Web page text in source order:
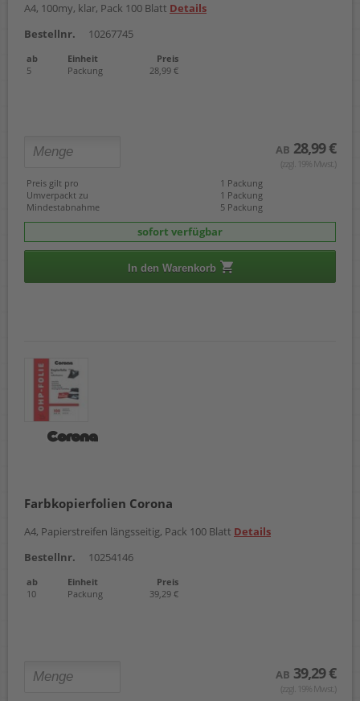
A4, 100my, klar, Pack 100 Blatt Details
Bestellnr.
10267745
ab Einheit
Preis
5
Packung 28,99 €
AB 28,99 €
(zzgl. 19% Mwst.)
Preis gilt pro
1 Packung
Umverpackt zu
1 Packung
Mindestabnahme
5 Packung
sofort verfügbar
In den Warenkorb
Farbkopierfolien Corona
A4, Papierstreifen längsseitig, Pack 100 Blatt Details
Bestellnr.
10254146
ab Einheit
Preis
10
Packung 39,29 €
AB 39,29 €
(zzgl. 19% Mwst.)